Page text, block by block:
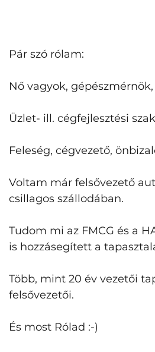
Pár szó rólam:
Nő vagyok,
Üzlet- ill. cégfejlesztési
Feleség, cégvezető,
Voltam már felsővezető
csillagos szállodában.
Tudom mi az FMCG és a
is hozzásegített a
Több, mint 20 év vezetői
felsővezetői.
És most Rólad :-)